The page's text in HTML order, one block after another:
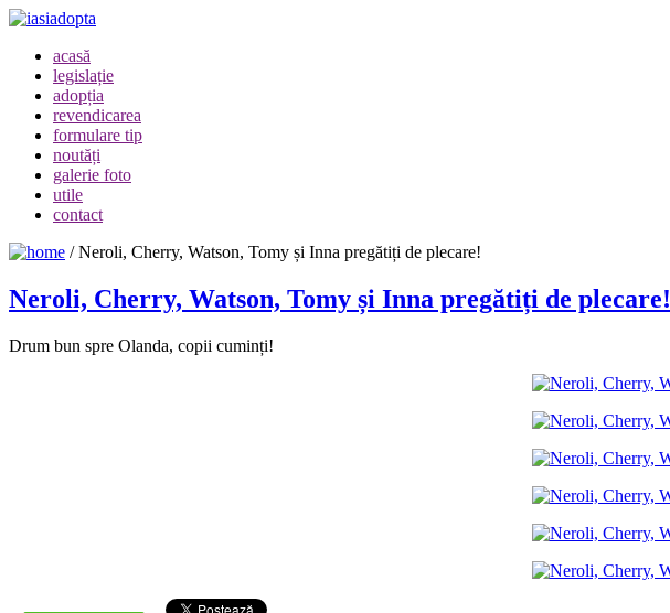
acasă
legislație
adopția
revendicarea
formulare tip
noutăți
galerie foto
utile
contact
/Neroli, Cherry, Watson, Tomy și Inna pregătiți de plecare!
Neroli, Cherry, Watson, Tomy și Inna pregătiți de plecare!
Drum bun spre Olanda, copii cuminți!